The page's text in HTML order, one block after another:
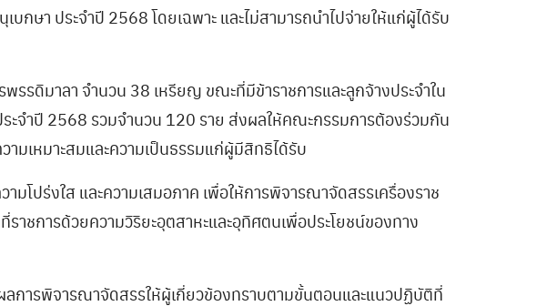
กษา ประจำปี 2568 โดยเฉพาะ และไม่สามารถนำไปจ่ายให้แก่ผู้ได้รับ
รดิมาลา จำนวน 38 เหรียญ ขณะที่มีข้าราชการและลูกจ้างประจำใน
ะจำปี 2568 รวมจำนวน 120 ราย ส่งผลให้คณะกรรมการต้องร่วมกัน
มเหมาะสมและความเป็นธรรมแก่ผู้มีสิทธิได้รับ
โปร่งใส และความเสมอภาค เพื่อให้การพิจารณาจัดสรรเครื่องราช
ชการด้วยความวิริยะอุตสาหะและอุทิศตนเพื่อประโยชน์ของทาง
ลการพิจารณาจัดสรรให้ผู้เกี่ยวข้องทราบตามขั้นตอนและแนวปฏิบัติที่